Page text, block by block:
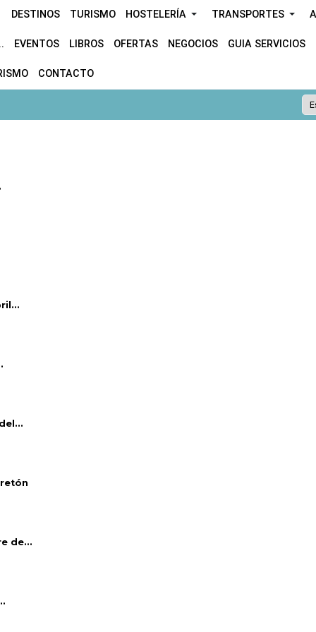
DESTINOS TURISMO HOSTELERÍA TRANSPORTES
EVENTOS LIBROS OFERTAS NEGOCIOS GUIA SERVICIOS
CONTACTO
de...